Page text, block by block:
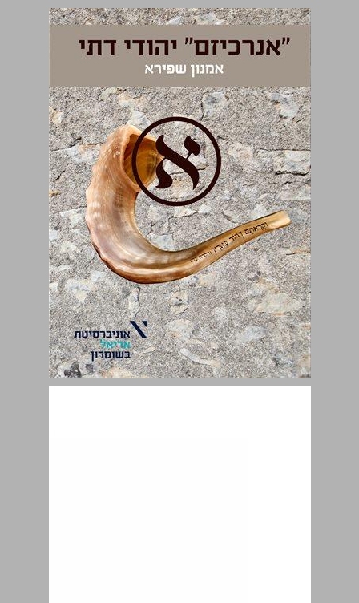
"אנרכיזם" יהודי דתי ... 0
חלק ראשון: מבוא ל"אנרכיזם": כללי ודתי ... 1